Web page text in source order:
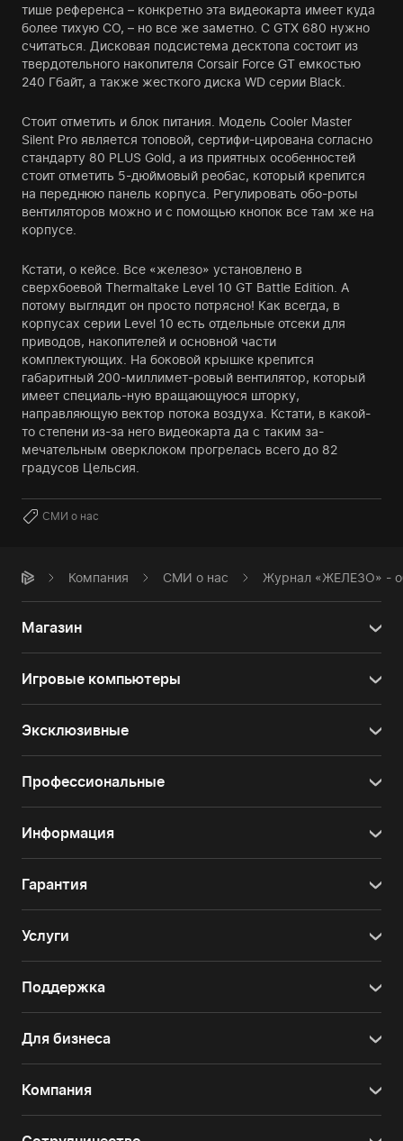
тише референса – конкретно эта видеокарта имеет куда
более тихую СО, – но все же заметно. С GTX 680 нужно
считаться. Дисковая подсистема десктопа состоит из
твердотельного накопителя Corsair Force GT емкостью
240 Гбайт, а также жесткого диска WD серии Black.
Стоит отметить и блок питания. Модель Cooler Master
Silent Pro является топовой, сертифи-цирована согласно
стандарту 80 PLUS Gold, а из приятных особенностей
стоит отметить 5-дюймовый реобас, который крепится
на переднюю панель корпуса. Регулировать обо-роты
вентиляторов можно и с помощью кнопок все там же на
корпусе.
Кстати, о кейсе. Все «железо» установлено в
сверхбоевой Thermaltake Level 10 GT Battle Edition. А
потому выглядит он просто потрясно! Как всегда, в
корпусах серии Level 10 есть отдельные отсеки для
приводов, накопителей и основной части
комплектующих. На боковой крышке крепится
габаритный 200-миллимет-ровый вентилятор, который
имеет специаль-ную вращающуюся шторку,
направляющую вектор потока воздуха. Кстати, в какой-
то степени из-за него видеокарта да с таким за-
мечательным оверклоком прогрелась всего до 82
градусов Цельсия.
СМИ о нас
Компания СМИ о нас Журнал «ЖЕЛЕЗО» -
Магазин
Игровые компьютеры
Эксклюзивные
Профессиональные
Информация
Гарантия
Услуги
Поддержка
Для бизнеса
Компания